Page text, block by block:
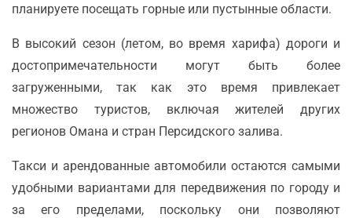
планируете посещать горные или пустынные области.
В высокий сезон (летом, во время харифа) дороги и
достопримечательности могут быть более
загруженными, так как это время привлекает
множество туристов, включая жителей других
регионов Омана и стран Персидского залива.
Такси и арендованные автомобили остаются самыми
удобными вариантами для передвижения по городу и
за его пределами, поскольку они позволяют